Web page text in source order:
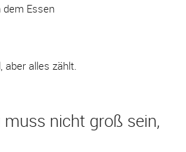
dem Essen
aber alles zählt.
muss nicht groß sein,